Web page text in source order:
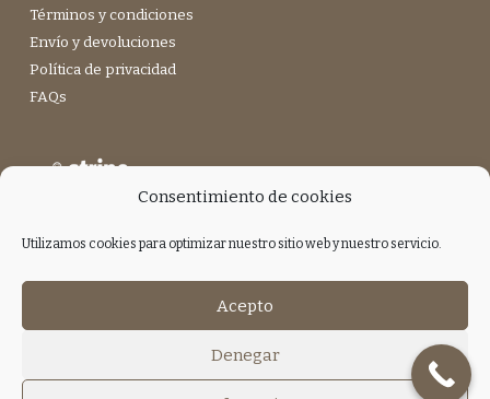
Consentimiento de cookies
Utilizamos cookies para optimizar nuestro sitio web y nuestro servicio.
Acepto
Denegar
Términos y condiciones
Envío y devoluciones
Política de privacidad
FAQs